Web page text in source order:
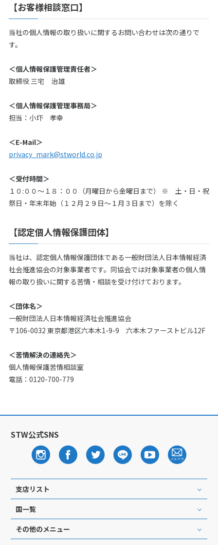
【お客様相談窓口】
当社の個人情報の取り扱いに関するお問い合わせは次の通りで
す。
＜個人情報保護管理責任者＞
取締役 三宅 治雄
＜個人情報保護管理事務局＞
担当：小圷 孝幸
＜E-Mail＞
privacy_mark@stworld.co.jp
＜受付時間＞
１０:００～１８：００（月曜日から金曜日まで） ※ 土・日・祝
祭日・年末年始（１２月２９日～１月３日まで）を除く
【認定個人情報保護団体】
当社は、認定個人情報保護団体である一般財団法人日本情報経済
社会推進協会の対象事業者です。同協会では対象事業者の個人情
報の取り扱いに関する苦情・相談を受け付けております。
＜団体名＞
一般財団法人日本情報経済社会推進協会
〒106-0032 東京都港区六本木1-9-9 六本木ファーストビル12F
＜苦情解決の連絡先＞
個人情報保護苦情相談室
電話：0120-700-779
STW公式SNS
支店リスト
国一覧
その他のメニュー